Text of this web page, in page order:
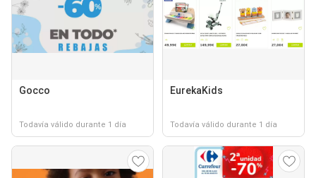
Gocco
Todavía válido durante 1 día
EurekaKids
Todavía válido durante 1 día